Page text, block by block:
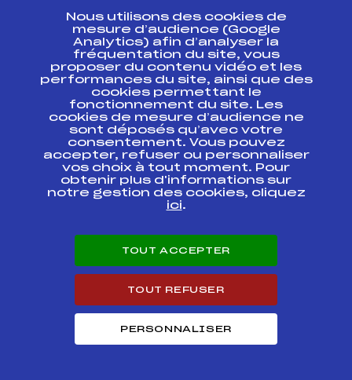
JEUNESSE
BNAM0035.FFS
SAMSE NATIONAL
TOUR U19 / U21 /
SENIOR
FFS
BNAM0032.FFS
SAMSE NATIONAL
TOUR U19 / U21 /
SENIOR
FFS
BNAM0022 Selection FFS
Selection FFS
TOUR U19 / U21 /
SENIOR
Nous utilisons des cookies de
mesure d’audience (Google
Analytics) afin d’analyser la
fréquentation du site, vous
proposer du contenu vidéo et les
performances du site, ainsi que des
cookies permettant le
fonctionnement du site. Les
cookies de mesure d’audience ne
sont déposés qu’avec votre
consentement. Vous pouvez
accepter, refuser ou personnaliser
vos choix à tout moment. Pour
obtenir plus d'informations sur
notre gestion des cookies, cliquez
ici.
TOUT ACCEPTER
TOUT REFUSER
PERSONNALISER